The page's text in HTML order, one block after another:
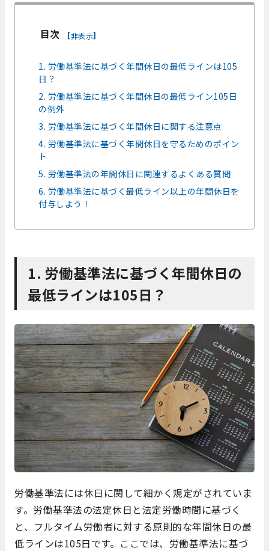
目次 [非表示]
1. 労働基準法に基づく年間休日の最低ラインは105
日？
2. 労働基準法に基づく年間休日の最低ライン105日
の例外
3. 労働基準法に基づく年間休日に関する注意点
4. 労働基準法に基づく年間休日を守るためのポイン
ト
5. 労働基準法の年間休日に関連するよくある質問
6. 労働基準法に基づく最低ライン以上の年間休日を
付与しよう！
1. 労働基準法に基づく年間休日の
最低ラインは105日？
労働基準法には休日に関して細かく規定がされていま
す。労働基準法の法定休日と法定労働時間に基づく
と、フルタイム労働者に対する原則的な年間休日の最
低ラインは105日です。ここでは、労働基準法に基づ